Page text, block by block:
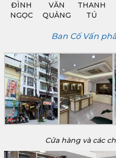
ĐÌNH
NGỌC
VĂN
QUẢNG
THANH
TÚ
Ban Cố Vấn
Cửa hàng và các